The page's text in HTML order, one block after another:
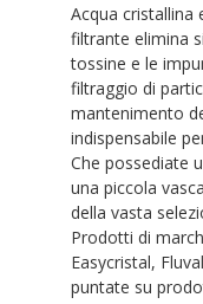
Acqua cristallina
filtrante elimina
tossine e le
filtraggio di
mantenimento
indispensabile
Che possediate
una piccola
della vasta
Prodotti di
Easycristal,
puntate su